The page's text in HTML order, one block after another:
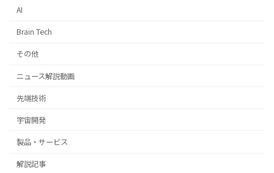
AI
Brain Tech
その他
ニュース解説動画
先端技術
宇宙開発
製品・サービス
解説記事